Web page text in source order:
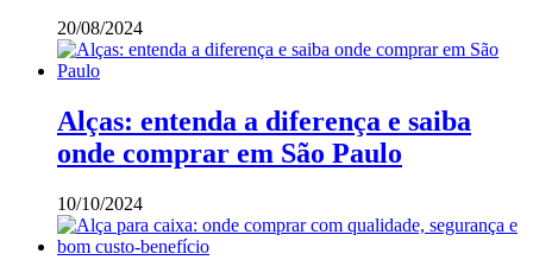
20/08/2024
Alças: entenda a diferença e saiba
onde comprar em São Paulo
10/10/2024